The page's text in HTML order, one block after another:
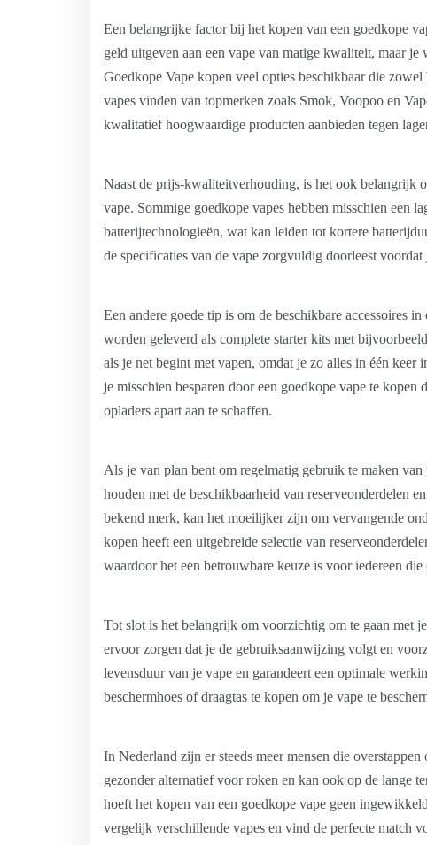
Een belangrijke factor bij het kopen van een goedkope
geld uitgeven aan een vape van matige kwaliteit, maar
Goedkope Vape kopen veel opties beschikbaar die
vapes vinden van topmerken zoals Smok, Voopoo en
kwalitatief hoogwaardige producten aanbieden tegen
Naast de prijs-kwaliteitverhouding, is het ook belangrijk
vape. Sommige goedkope vapes hebben misschien een
batterijtechnologieën, wat kan leiden tot kortere
de specificaties van de vape zorgvuldig doorleest voordat
Een andere goede tip is om de beschikbare accessoires
worden geleverd als complete starter kits met
als je net begint met vapen, omdat je zo alles in één
je misschien besparen door een goedkope vape te kopen
opladers apart aan te schaffen.
Als je van plan bent om regelmatig gebruik te maken
houden met de beschikbaarheid van reserveonderdelen
bekend merk, kan het moeilijker zijn om vervangende
kopen heeft een uitgebreide selectie van
waardoor het een betrouwbare keuze is voor iedereen
Tot slot is het belangrijk om voorzichtig om te gaan met
ervoor zorgen dat je de gebruiksaanwijzing volgt en
levensduur van je vape en garandeert een optimale
beschermhoes of draagtas te kopen om je vape te
In Nederland zijn er steeds meer mensen die
gezonder alternatief voor roken en kan ook op de lange
hoeft het kopen van een goedkope vape geen
vergelijk verschillende vapes en vind de perfecte match